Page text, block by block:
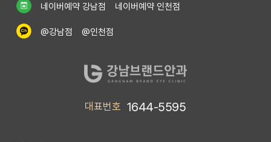
네이버예약 강남점 네이버예약 인천점
@강남점 @인천점
대표번호 1644-5595